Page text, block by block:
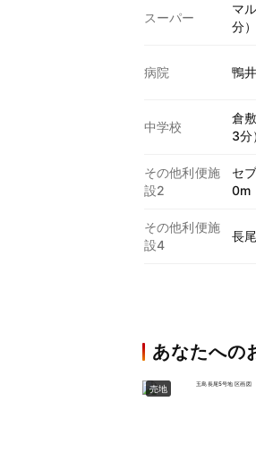
スーパー
マ
分）
病院 鴨
中学校
倉
3分
その他利便施
設2
セ
0m
その他利便施
設4
長
あなたへの
売地